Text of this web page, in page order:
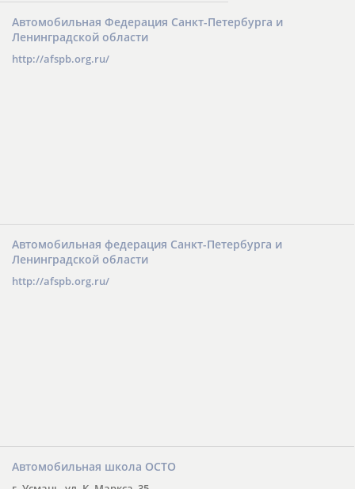
Автомобильная Федерация Санкт-Петербурга и
Ленинградской области
http://afspb.org.ru/
Автомобильная федерация Санкт-Петербурга и
Ленинградской области
http://afspb.org.ru/
Автомобильная школа ОСТО